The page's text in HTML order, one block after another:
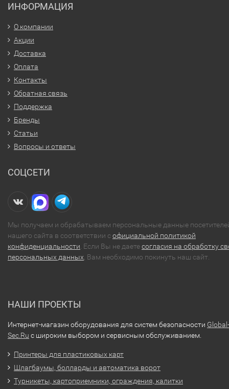
ИНФОРМАЦИЯ
О компании
Акции
Доставка
Оплата
Контакты
Обратная связь
Поддержка
Бренды
Статьи
Вопросы и ответы
СОЦСЕТИ
Мы получаем и обрабатываем персональные данные
нашего сайта в соответствии софициальной политикой
конфиденциальности . Если Вы не даетесогласия на обработку
персональных данных , Вам необходимо покинуть наш сайт.
НАШИ ПРОЕКТЫ
Интернет-магазин оборудования для систем безопасности Global-
Sec.Ru с широким выбором и сервисным обслуживанием.
Принтеры для пластиковых карт
Шлагбаумы, болларды и автоматика ворот
Турникеты, картоприемники, ограждения, калитки